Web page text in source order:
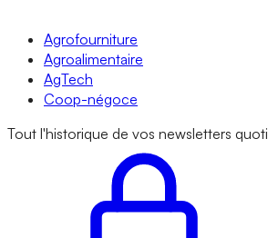
Agrofourniture
Agroalimentaire
AgTech
Coop-négoce
Tout l'historique de vos newsletters